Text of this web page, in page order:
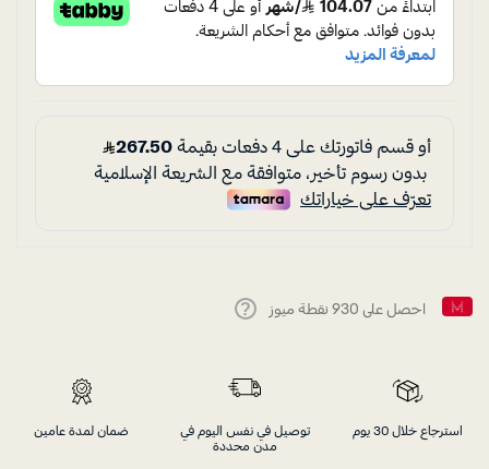
احصل على 930 نقطة ميوز
استرجاع خلال 30 يوم
توصيل في نفس اليوم في
مدن محددة
ضمان لمدة عامين